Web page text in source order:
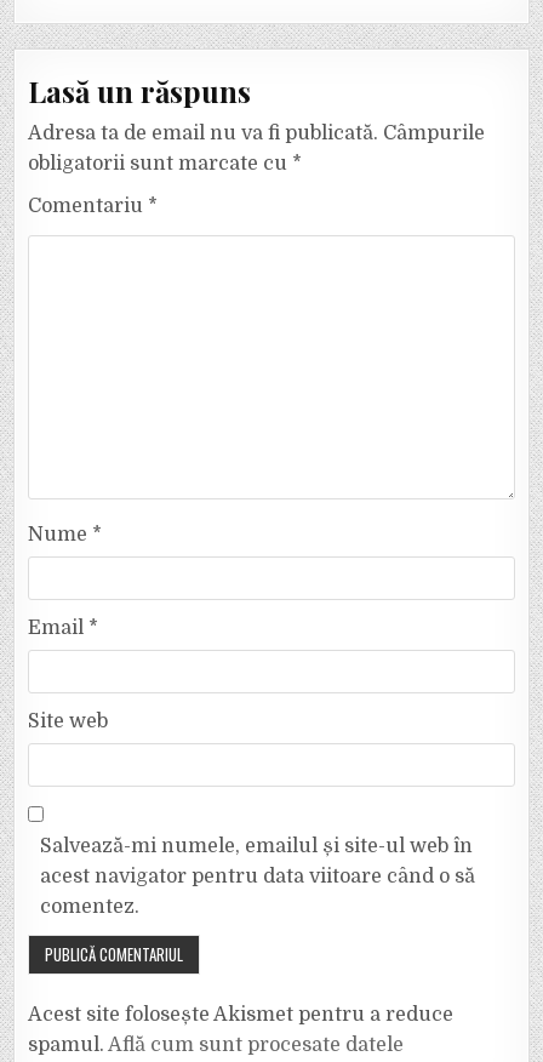
Lasă un răspuns
Adresa ta de email nu va fi publicată. Câmpurile
obligatorii sunt marcate cu *
Comentariu *
Nume *
Email *
Site web
Salvează-mi numele, emailul și site-ul web în
acest navigator pentru data viitoare când o să
comentez.
Acest site folosește Akismet pentru a reduce
spamul.Află cum sunt procesate datele